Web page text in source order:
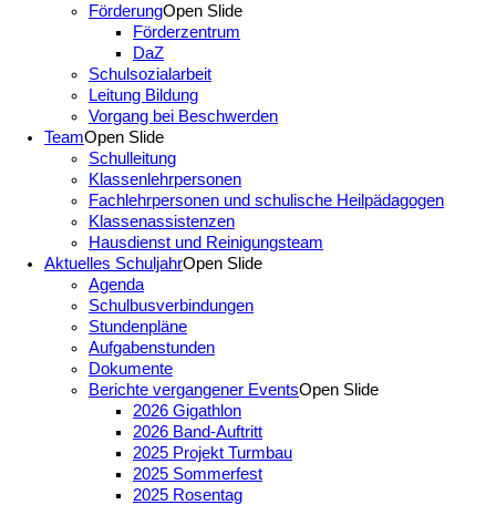
FörderungOpen Slide
Förderzentrum
DaZ
Schulsozialarbeit
Leitung Bildung
Vorgang bei Beschwerden
TeamOpen Slide
Schulleitung
Klassenlehrpersonen
Fachlehrpersonen und schulische Heilpädagogen
Klassenassistenzen
Hausdienst und Reinigungsteam
Aktuelles SchuljahrOpen Slide
Agenda
Schulbusverbindungen
Stundenpläne
Aufgabenstunden
Dokumente
Berichte vergangener EventsOpen Slide
2026 Gigathlon
2026 Band-Auftritt
2025 Projekt Turmbau
2025 Sommerfest
2025 Rosentag